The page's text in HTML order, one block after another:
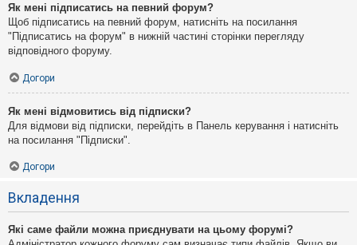
Як мені підписатись на певний форум?
Щоб підписатись на певний форум, натисніть на посилання
"Підписатись на форум" в нижній частині сторінки перегляду
відповідного форуму.
Догори
Як мені відмовитись від підписки?
Для відмови від підписки, перейдіть в Панель керування і натисніть
на посилання "Підписки".
Догори
Вкладення
Які саме файли можна приєднувати на цьому форумі?